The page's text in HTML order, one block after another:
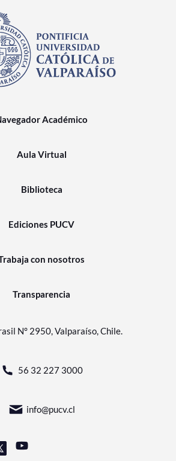
Académico
Aula Virtual
Biblioteca
Ediciones PUCV
con nosotros
Transparencia
N° 2950, Valparaíso, Chile.
56 32 227 3000
info@pucv.cl